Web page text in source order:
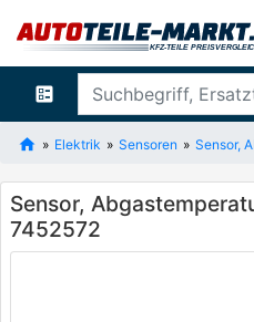
ballot
Elektrik Sensoren Sensor,
Sensor,
7452572